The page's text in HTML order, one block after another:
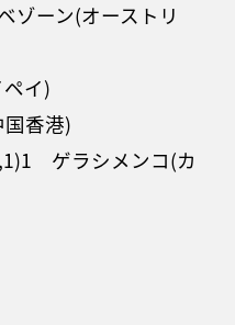
ーン(オーストリ
ペイ)
香港)
ゲラシメンコ(カ